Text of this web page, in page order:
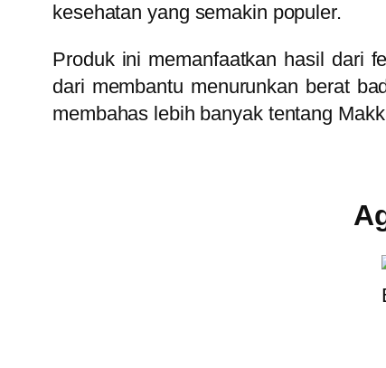
kesehatan yang semakin populer.
Produk ini memanfaatkan hasil dari
dari membantu menurunkan berat
membahas lebih banyak tentang